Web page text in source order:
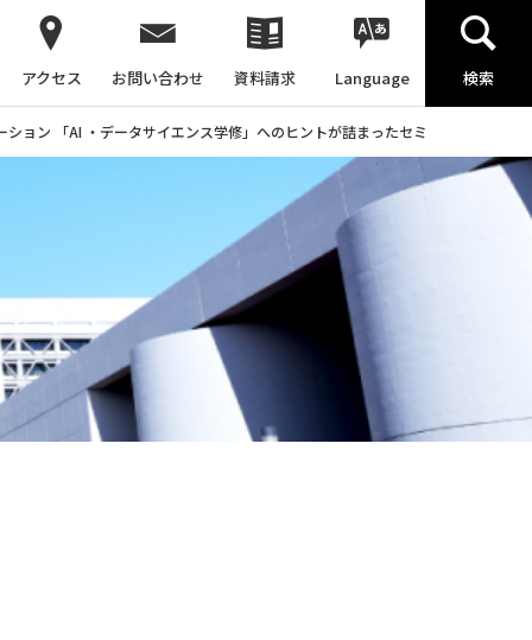
アクセス お問い合わせ 資料請求 Language 検索
ョン 「AI ・データサイエンス学修」へのヒントが詰まったセミナー ～ NTT